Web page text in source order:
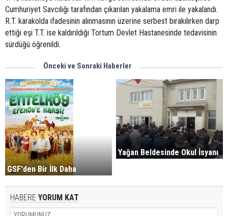
Cumhuriyet Savcılığı tarafından çıkarılan yakalama emri ile yakalandı.
R.T. karakolda ifadesinin alınmasının üzerine serbest bırakılırken darp
ettiği eşi T.T. ise kaldırıldığı Tortum Devlet Hastanesinde tedavisinin
sürdüğü öğrenildi.
Önceki ve Sonraki Haberler
GSF'den Bir İlk Daha
Yağan Beldesinde Okul İsyanı
HABERE YORUM KAT